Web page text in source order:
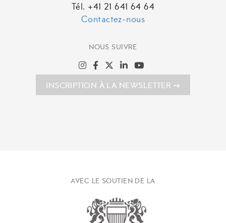
Tél. +41 21 641 64 64
Contactez-nous
NOUS SUIVRE
INSCRIPTION À LA NEWSLETTER
AVEC LE SOUTIEN DE LA